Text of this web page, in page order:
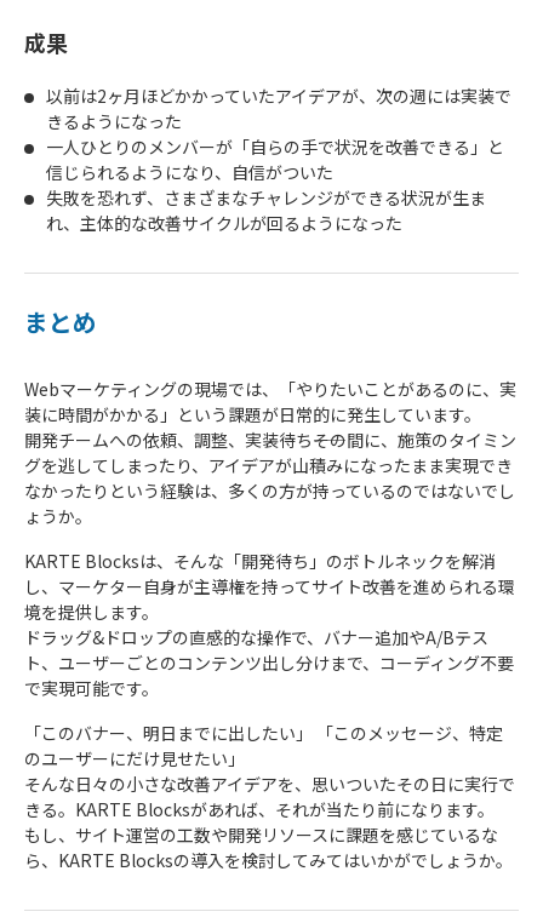
成果
以前は2ヶ月ほどかかっていたアイデアが、次の週には実装で
きるようになった
一人ひとりのメンバーが「自らの手で状況を改善できる」と
信じられるようになり、自信がついた
失敗を恐れず、さまざまなチャレンジができる状況が生ま
れ、主体的な改善サイクルが回るようになった
まとめ
Webマーケティングの現場では、「やりたいことがあるのに、実
装に時間がかかる」という課題が日常的に発生しています。
開発チームへの依頼、調整、実装待ち――その間に、施策のタイミン
グを逃してしまったり、アイデアが山積みになったまま実現でき
なかったりという経験は、多くの方が持っているのではないでし
ょうか。
KARTE Blocksは、そんな「開発待ち」のボトルネックを解消
し、マーケター自身が主導権を持ってサイト改善を進められる環
境を提供します。
ドラッグ&ドロップの直感的な操作で、バナー追加やA/Bテス
ト、ユーザーごとのコンテンツ出し分けまで、コーディング不要
で実現可能です。
「このバナー、明日までに出したい」 「このメッセージ、特定
のユーザーにだけ見せたい」
そんな日々の小さな改善アイデアを、思いついたその日に実行で
きる。KARTE Blocksがあれば、それが当たり前になります。
もし、サイト運営の工数や開発リソースに課題を感じているな
ら、KARTE Blocksの導入を検討してみてはいかがでしょうか。